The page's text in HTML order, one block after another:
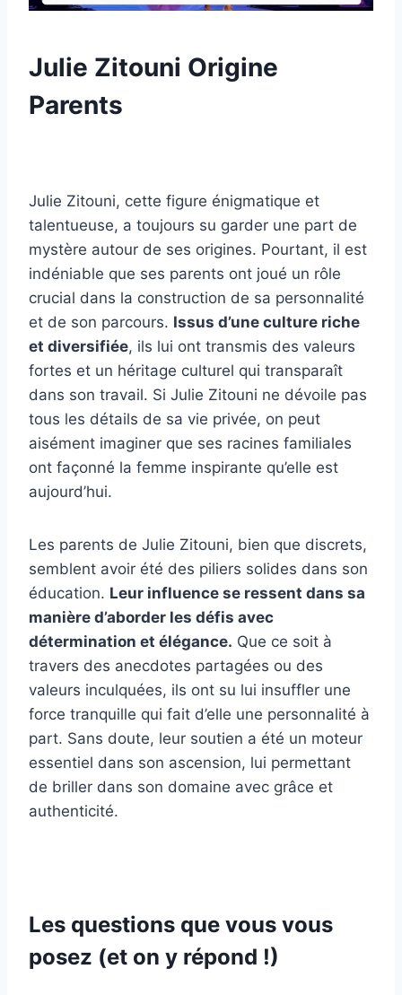
Julie Zitouni Origine
Parents
Julie Zitouni, cette figure énigmatique et
talentueuse, a toujours su garder une part de
mystère autour de ses origines. Pourtant, il est
indéniable que ses parents ont joué un rôle
crucial dans la construction de sa personnalité
et de son parcours. Issus d’une culture riche
et diversifiée, ils lui ont transmis des valeurs
fortes et un héritage culturel qui transparaît
dans son travail. Si Julie Zitouni ne dévoile pas
tous les détails de sa vie privée, on peut
aisément imaginer que ses racines familiales
ont façonné la femme inspirante qu’elle est
aujourd’hui.
Les parents de Julie Zitouni, bien que discrets,
semblent avoir été des piliers solides dans son
éducation. Leur influence se ressent dans sa
manière d’aborder les défis avec
détermination et élégance. Que ce soit à
travers des anecdotes partagées ou des
valeurs inculquées, ils ont su lui insuffler une
force tranquille qui fait d’elle une personnalité à
part. Sans doute, leur soutien a été un moteur
essentiel dans son ascension, lui permettant
de briller dans son domaine avec grâce et
authenticité.
Les questions que vous vous
posez (et on y répond !)